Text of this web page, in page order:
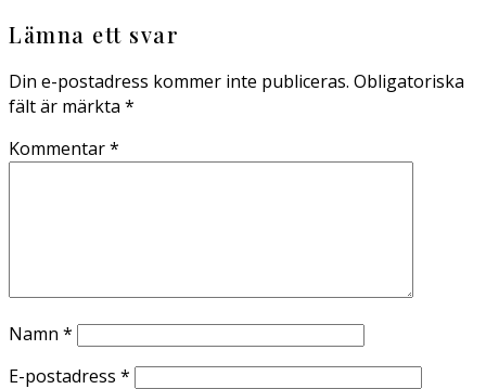
Lämna ett svar
Din e-postadress kommer inte publiceras. Obligatoriska
fält är märkta *
Kommentar*
Namn *
E-postadress *